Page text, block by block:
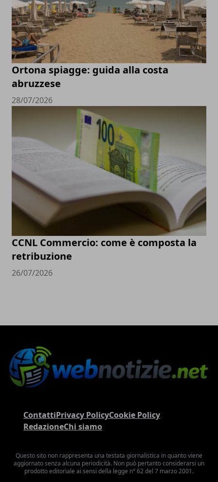
Ortona spiagge: guida alla costa
abruzzese
28/07/2026
CCNL Commercio: come è composta la
retribuzione
26/07/2026
ContattiPrivacy PolicyCookie Policy
RedazioneChi siamo
Questo sito non rappresenta una testata giornalistica in quanto viene
aggiornato senza alcuna periodicità. Non può pertanto considerarsi un
prodotto editoriale ai sensi della legge n° 62 del 7 marzo 2001.